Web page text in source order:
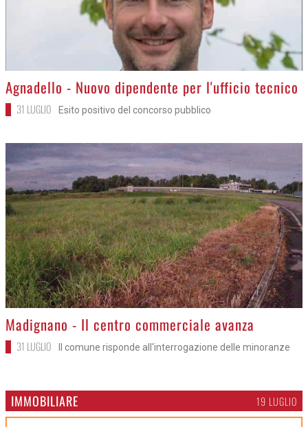
>
Agnadello - Nuovo dipendente per l'ufficio tecnico
31 LUGLIO Esito positivo del concorso pubblico
>Madignano - Il centro commerciale avanza
31 LUGLIO Il comune risponde all'interrogazione delle minoranze
IMMOBILIARE 19 LUGLIO